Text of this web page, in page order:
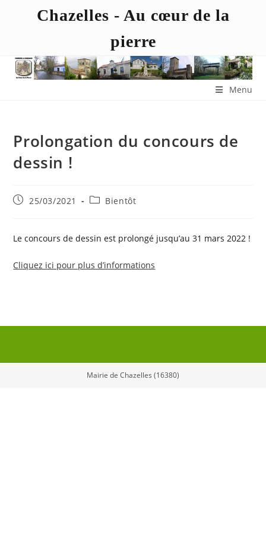
Chazelles - Au cœur de la
pierre
Menu
Prolongation du concours de
dessin !
25/03/2021 Bientôt
Le concours de dessin est prolongé jusqu’au 31 mars 2022 !
Cliquez ici pour plus d’informations
Mairie de Chazelles (16380)